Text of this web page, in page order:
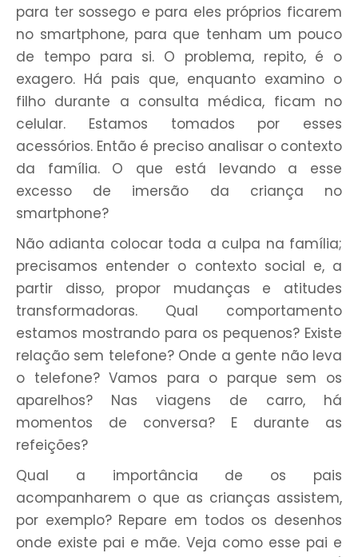
para ter sossego e para eles próprios ficarem
no smartphone, para que tenham um pouco
de tempo para si. O problema, repito, é o
exagero. Há pais que, enquanto examino o
filho durante a consulta médica, ficam no
celular. Estamos tomados por esses
acessórios. Então é preciso analisar o contexto
da família. O que está levando a esse
excesso de imersão da criança no
smartphone?
Não adianta colocar toda a culpa na família;
precisamos entender o contexto social e, a
partir disso, propor mudanças e atitudes
transformadoras. Qual comportamento
estamos mostrando para os pequenos? Existe
relação sem telefone? Onde a gente não leva
o telefone? Vamos para o parque sem os
aparelhos? Nas viagens de carro, há
momentos de conversa? E durante as
refeições?
Qual a importância de os pais
acompanharem o que as crianças assistem,
por exemplo? Repare em todos os desenhos
onde existe pai e mãe. Veja como esse pai e